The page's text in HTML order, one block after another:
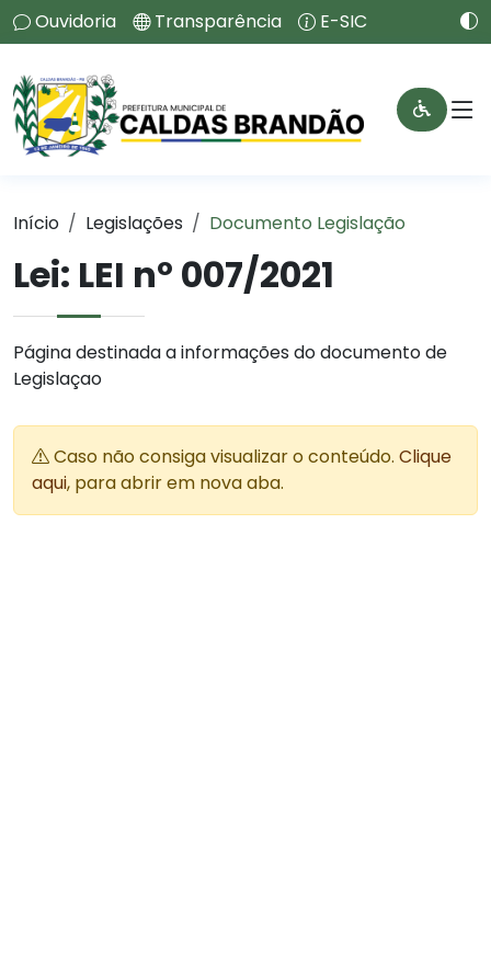
Ouvidoria Transparência E-SIC
Início Legislações Documento Legislação
Lei: LEI nº 007/2021
Página destinada a informações do documento de
Legislaçao
Caso não consiga visualizar o conteúdo. Clique
aqui, para abrir em nova aba.